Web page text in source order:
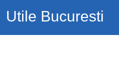
Utile Bucuresti